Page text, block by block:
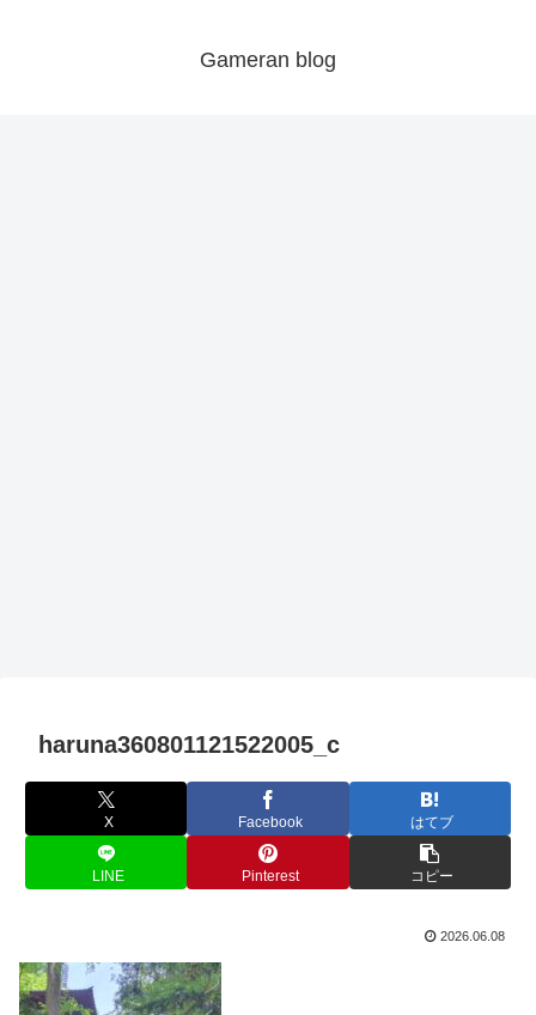
Gameran blog
haruna360801121522005_c
X Facebook はてブ
LINE Pinterest コピー
2026.06.08